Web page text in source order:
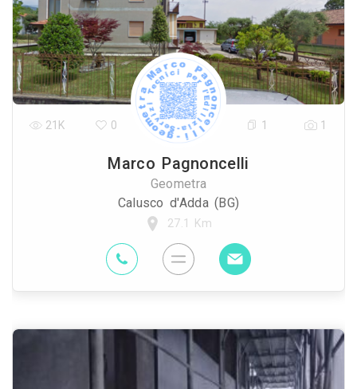
Marco Pagnoncelli
Geometra
Calusco d'Adda (BG)
27.1 Km
21K 0 1 1